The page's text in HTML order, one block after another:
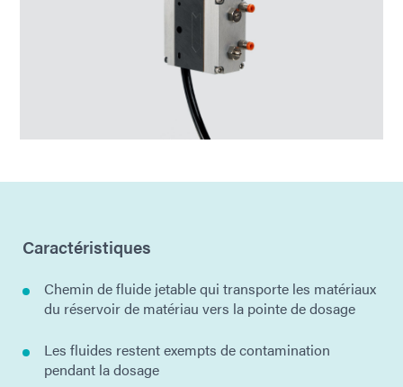
Caractéristiques
Chemin de fluide jetable qui transporte les matériaux
du réservoir de matériau vers la pointe de dosage
Les fluides restent exempts de contamination
pendant la dosage